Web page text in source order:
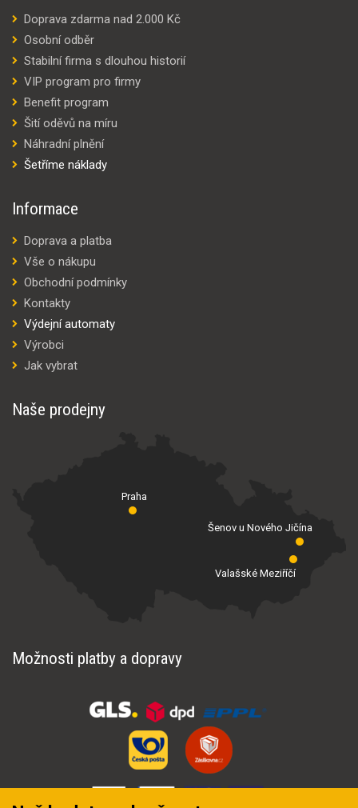
Doprava zdarma nad 2.000 Kč
Osobní odběr
Stabilní firma s dlouhou historií
VIP program pro firmy
Benefit program
Šití oděvů na míru
Náhradní plnění
Šetříme náklady
Informace
Doprava a platba
Vše o nákupu
Obchodní podmínky
Kontakty
Výdejní automaty
Výrobci
Jak vybrat
Naše prodejny
Praha
Valašské Meziříčí
Šenov u Nového Jičína
Možnosti platby a dopravy